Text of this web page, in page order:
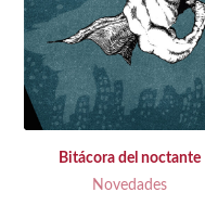
Bitácora del noctante
Novedades